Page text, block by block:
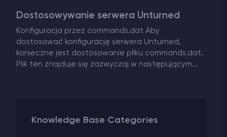
Dostosowywanie serwera Unturned
Konfiguracja przez commands.dat Aby
dostosować konfigurację serwera Unturned,
konieczne jest dostosowanie pliku commands.dat.
Plik ten znajduje się zazwyczaj w następującym...
Knowledge Base Categories